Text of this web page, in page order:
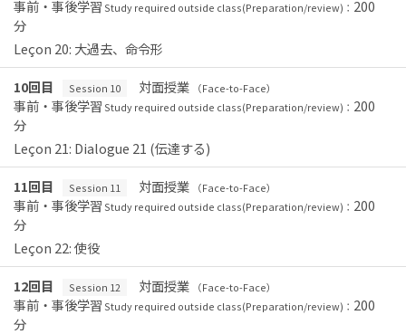
事前・事後学習 Study required outside class(Preparation/review)： 200
分
Leçon 20: 大過去、命令形
10回目
Session 10 対面授業 （Face-to-Face）
事前・事後学習 Study required outside class(Preparation/review)： 200
分
Leçon 21: Dialogue 21 (伝達する)
11回目
Session 11 対面授業 （Face-to-Face）
事前・事後学習 Study required outside class(Preparation/review)： 200
分
Leçon 22: 使役
12回目
Session 12 対面授業 （Face-to-Face）
事前・事後学習 Study required outside class(Preparation/review)： 200
分